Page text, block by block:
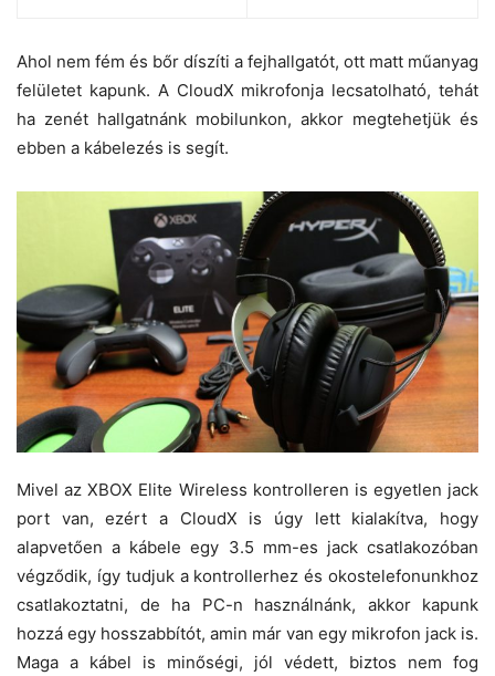
Ahol nem fém és bőr díszíti a fejhallgatót, ott matt műanyag
felületet kapunk. A CloudX mikrofonja lecsatolható, tehát
ha zenét hallgatnánk mobilunkon, akkor megtehetjük és
ebben a kábelezés is segít.
Mivel az XBOX Elite Wireless kontrolleren is egyetlen jack
port van, ezért a CloudX is úgy lett kialakítva, hogy
alapvetően a kábele egy 3.5 mm-es jack csatlakozóban
végződik, így tudjuk a kontrollerhez és okostelefonunkhoz
csatlakoztatni, de ha PC-n használnánk, akkor kapunk
hozzá egy hosszabbítót, amin már van egy mikrofon jack is.
Maga a kábel is minőségi, jól védett, biztos nem fog